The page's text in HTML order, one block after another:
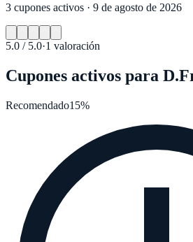
3 cupones activos · 9 de agosto de 2026
5.0 / 5.0·1 valoración
Cupones activos para
Recomendado15%